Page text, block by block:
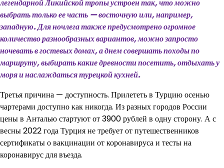
легендарной Ликийской тропы устроен так, что можно
выбрать только ее часть — восточную или, например,
западную. Для ночлега также предусмотрено огромное
количество разнообразных вариантов, можно запросто
ночевать в гостевых домах, а днем совершать походы по
маршруту, выбирать какие древности посетить, отдыхать у
моря и наслаждаться турецкой кухней.
Третья причина — доступность. Прилететь в Турцию осенью
чартерами доступно как никогда. Из разных городов России
цены в Анталью стартуют от 3900 рублей в одну сторону. А с
весны 2022 года Турция не требует от путешественников
сертификаты о вакцинации от коронавируса и тесты на
коронавирус для въезда.